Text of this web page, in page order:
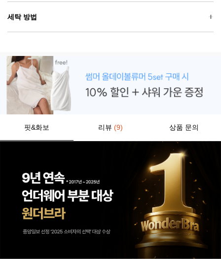
세탁 방법
핏&화보 리뷰 (9) 상품 문의